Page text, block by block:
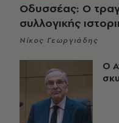
Οδυσσέας: Ο
συλλογικής
Νίκος Γεωργιάδης
Ο